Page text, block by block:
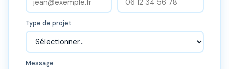
Type de projet
Message